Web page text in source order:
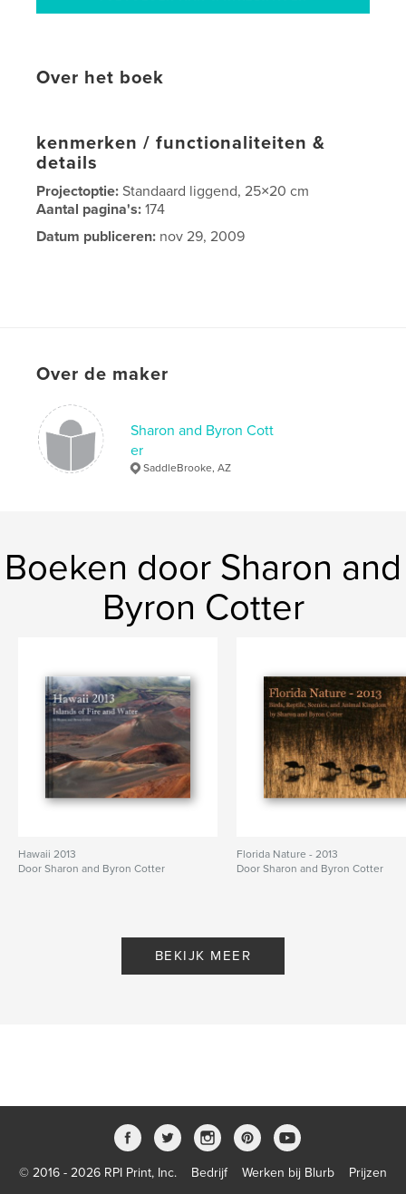
Over het boek
kenmerken / functionaliteiten &
details
Projectoptie:Standaard liggend, 25×20 cm
Aantal pagina's:174
Datum publiceren: nov 29, 2009
Over de maker
Sharon and Byron Cott
er
SaddleBrooke, AZ
Boeken door Sharon and
Byron Cotter
Hawaii 2013
Door Sharon and Byron Cotter
Florida Nature - 2013
Door Sharon and Byron Cotter
BEKIJK MEER
© 2016 - 2026 RPI Print, Inc. Bedrijf Werken bij Blurb
Prijzen